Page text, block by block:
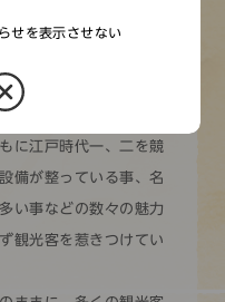
たびたび訪れたとい
し、湯治場として繁栄
として知られ、県内で
に江戸時代一、二を競
備が整っている事、名
い事などの数々の魅力
観光客を惹きつけてい
せを表示させない